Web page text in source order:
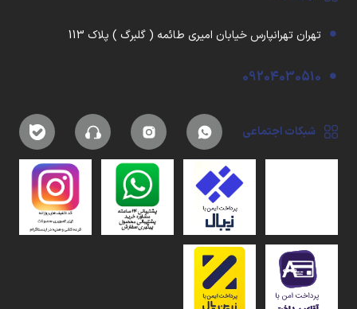
تهران تهرانپارس خیابان امیری طائمه ( گلبرگ ) پلاک 113
09204030510
شبکات اجتماعی